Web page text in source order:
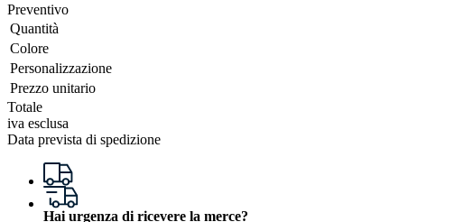
Preventivo
Quantità
Colore
Personalizzazione
Prezzo unitario
Totale
iva esclusa
Data prevista di spedizione
Hai urgenza di ricevere la merce?